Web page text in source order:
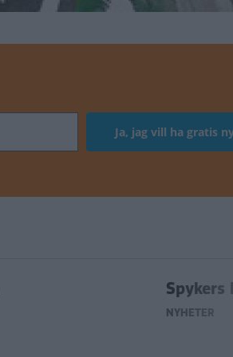
Spykers
NYHETER